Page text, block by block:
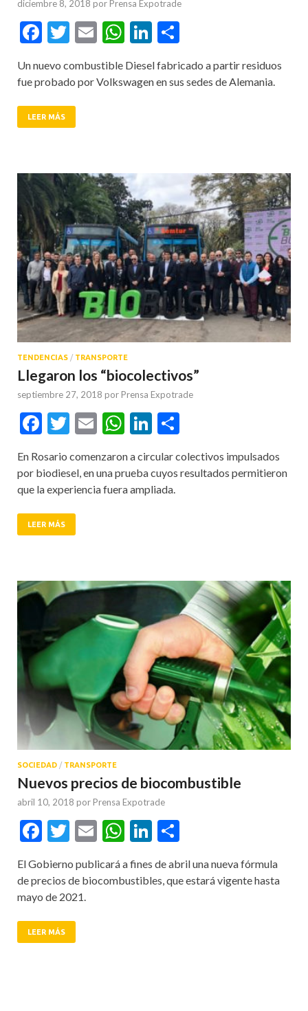
diciembre 8, 2018 por Prensa Expotrade
Facebook
Twitter
EmailWhatsApp
LinkedIn
Un nuevo combustible Diesel fabricado a partir residuos
fue probado por Volkswagen en sus sedes de Alemania.
LEER MÁS
TENDENCIAS / TRANSPORTE
Llegaron los “biocolectivos”
septiembre 27, 2018 por Prensa Expotrade
Facebook
Twitter
EmailWhatsApp
LinkedIn
En Rosario comenzaron a circular colectivos impulsados
por biodiesel, en una prueba cuyos resultados permitieron
que la experiencia fuera ampliada.
LEER MÁS
SOCIEDAD / TRANSPORTE
Nuevos precios de biocombustible
abril 10, 2018 por Prensa Expotrade
Facebook
Twitter
EmailWhatsApp
LinkedIn
El Gobierno publicará a fines de abril una nueva fórmula
de precios de biocombustibles, que estará vigente hasta
mayo de 2021.
LEER MÁS